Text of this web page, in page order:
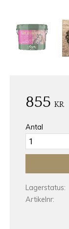
855 KR
Antal
Lagerstatus
Artikelnr